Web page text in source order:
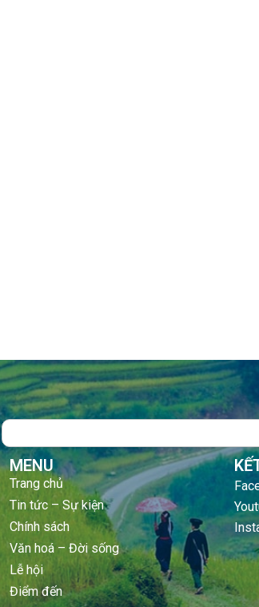
Search
MENU
Trang chủ
Tin tức – Sự kiện
Chính sách
Văn hoá – Đời sống
Lễ hội
Điểm đến